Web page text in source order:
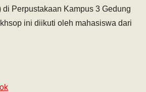
di Perpustakaan Kampus 3 Gedung
ini diikuti oleh mahasiswa dari